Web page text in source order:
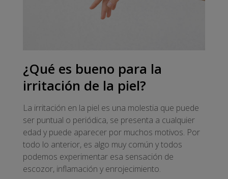
¿Qué es bueno para la
irritación de la piel?
La irritación en la piel es una molestia que puede
ser puntual o periódica, se presenta a cualquier
edad y puede aparecer por muchos motivos. Por
todo lo anterior, es algo muy común y todos
podemos experimentar esa sensación de
escozor, inflamación y enrojecimiento.